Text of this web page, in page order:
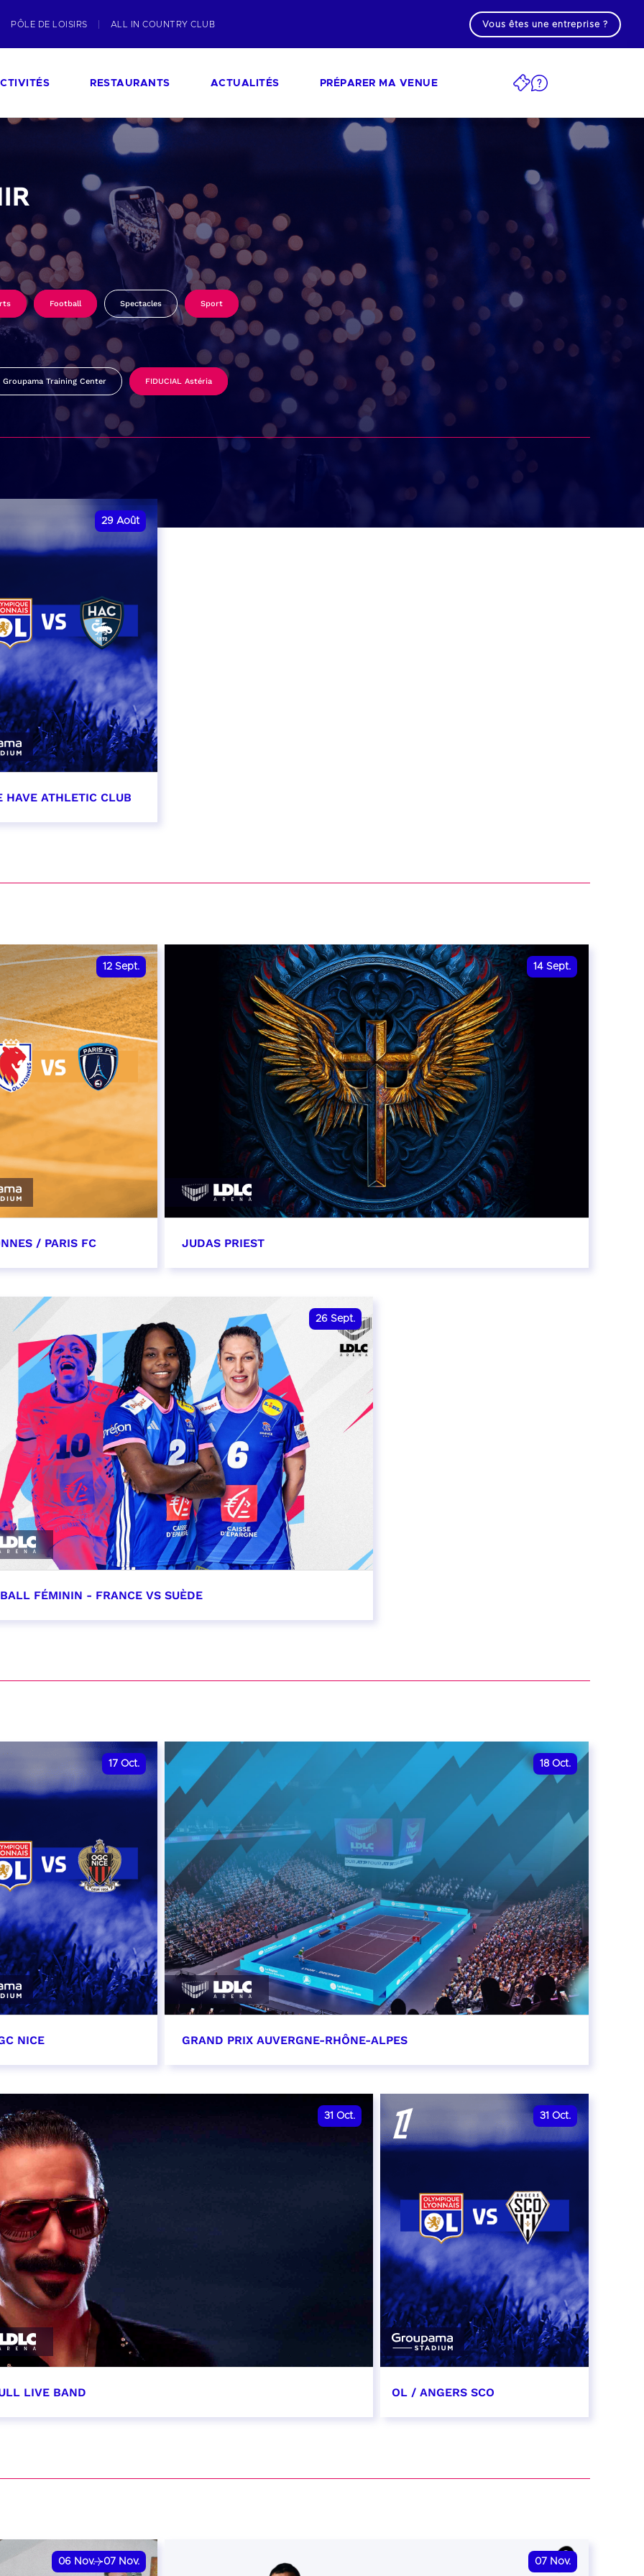
PÔLE DE LOISIRS ALL IN COUNTRY CLUB Vous êtes une entreprise ?
RESTAURANTS ACTUALITÉS PRÉPARER MA VENUE
Football Spectacles Sport
Groupama Training Center FIDUCIAL Astéria
29 Août
HAVE ATHLETIC CLUB
12 Sept.
/ PARIS FC
14 Sept.
JUDAS PRIEST
26 Sept.
FÉMININ - FRANCE VS SUÈDE
17 Oct.
NICE
heure à confirmer
18 Oct.
GRAND PRIX AUVERGNE-RHÔNE-ALPES
31 Oct.
LIVE BAND
31 Oct.
OL / ANGERS SCO
RÉSERVER
06 Nov. 07 Nov. 07 Nov.